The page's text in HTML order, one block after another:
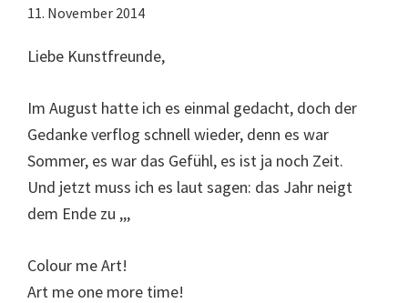
99423
11. November 2014
Liebe Kunstfreunde,
Im August hatte ich es einmal gedacht, doch der
Gedanke verflog schnell wieder, denn es war
Sommer, es war das Gefühl, es ist ja noch Zeit.
Und jetzt muss ich es laut sagen: das Jahr neigt
dem Ende zu ,,,
Colour me Art!
Art me one more time!